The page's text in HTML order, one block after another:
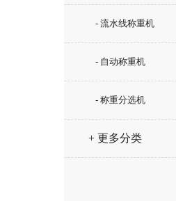
- 流水线称重机
- 自动称重机
- 称重分选机
+ 更多分类